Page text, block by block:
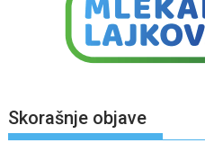
Skorašnje objave